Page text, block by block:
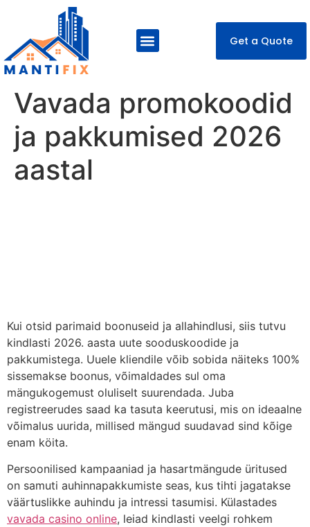
Get a Quote
Vavada promokoodid
ja pakkumised 2026
aastal
Kui otsid parimaid boonuseid ja allahindlusi, siis tutvu
kindlasti 2026. aasta uute sooduskoodide ja
pakkumistega. Uuele kliendile võib sobida näiteks 100%
sissemakse boonus, võimaldades sul oma
mängukogemust oluliselt suurendada. Juba
registreerudes saad ka tasuta keerutusi, mis on ideaalne
võimalus uurida, millised mängud suudavad sind kõige
enam köita.
Persoonilised kampaaniad ja hasartmängude üritused
on samuti auhinnapakkumiste seas, kus tihti jagatakse
väärtuslikke auhindu ja intressi tasumisi. Külastades
vavada casino online, leiad kindlasti veelgi rohkem